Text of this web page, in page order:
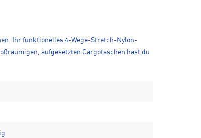
Ihr funktionelles 4-Wege-Stretch-Nylon-
aufgesetzten Cargotaschen hast du